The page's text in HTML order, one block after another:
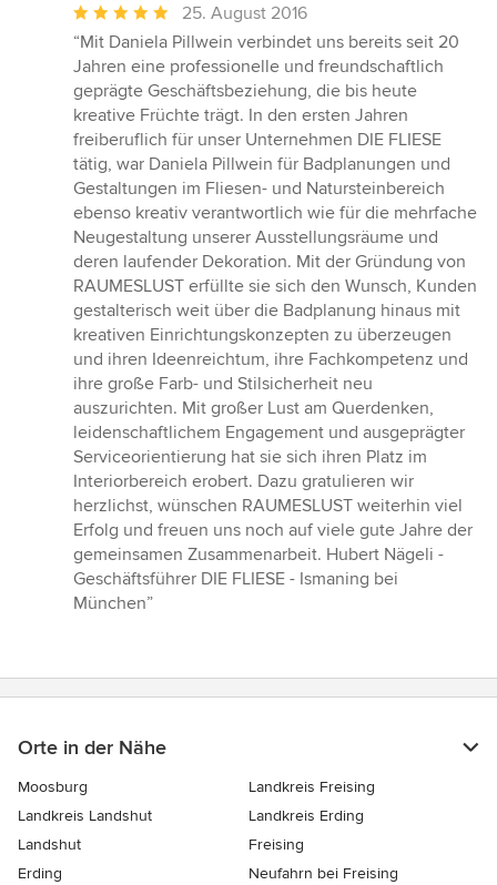
Durchschnittliche
Bewertung:
5
von
5
Sternen
25. August 2016
“Mit Daniela Pillwein verbindet uns bereits seit 20
Jahren eine professionelle und freundschaftlich
geprägte Geschäftsbeziehung, die bis heute
kreative Früchte trägt. In den ersten Jahren
freiberuflich für unser Unternehmen DIE FLIESE
tätig, war Daniela Pillwein für Badplanungen und
Gestaltungen im Fliesen- und Natursteinbereich
ebenso kreativ verantwortlich wie für die mehrfache
Neugestaltung unserer Ausstellungsräume und
deren laufender Dekoration. Mit der Gründung von
RAUMESLUST erfüllte sie sich den Wunsch, Kunden
gestalterisch weit über die Badplanung hinaus mit
kreativen Einrichtungskonzepten zu überzeugen
und ihren Ideenreichtum, ihre Fachkompetenz und
ihre große Farb- und Stilsicherheit neu
auszurichten. Mit großer Lust am Querdenken,
leidenschaftlichem Engagement und ausgeprägter
Serviceorientierung hat sie sich ihren Platz im
Interiorbereich erobert. Dazu gratulieren wir
herzlichst, wünschen RAUMESLUST weiterhin viel
Erfolg und freuen uns noch auf viele gute Jahre der
gemeinsamen Zusammenarbeit. Hubert Nägeli -
Geschäftsführer DIE FLIESE - Ismaning bei
München”
Orte in der Nähe
Moosburg
Landkreis Freising
Landkreis Landshut
Landkreis Erding
Landshut
Freising
Erding
Neufahrn bei Freising